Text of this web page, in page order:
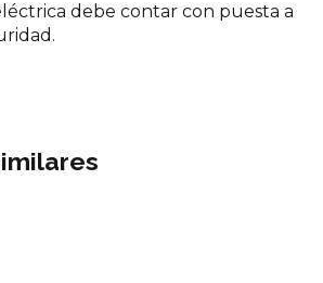
debe contar con puesta a